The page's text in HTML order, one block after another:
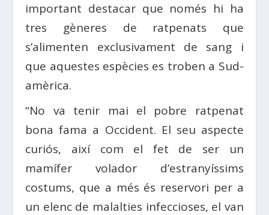
important destacar que només hi ha
tres gèneres de ratpenats que
s’alimenten exclusivament de sang i
que aquestes espècies es troben a Sud-
amèrica.
“No va tenir mai el pobre ratpenat
bona fama a Occident. El seu aspecte
curiós, així com el fet de ser un
mamífer volador d’estranyíssims
costums, que a més és reservori per a
un elenc de malalties infeccioses, el van